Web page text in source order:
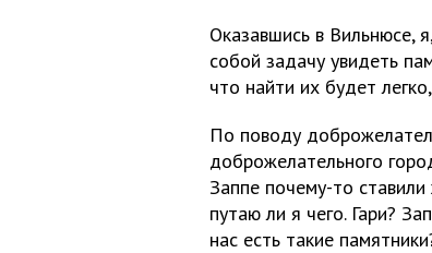
Оказавшись в Вильнюсе,
собой задачу увидеть
что найти их будет
По поводу
доброжелательного
Заппе почему-то
путаю ли я чего. Гари?
нас есть такие